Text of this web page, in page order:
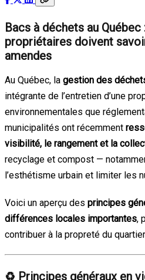
Bacs à déchets au
propriétaires doivent
amendes
Au Québec, la gestion des
intégrante de l’entretien d’une
environnementales que
municipalités ont récemment
visibilité, le rangement et la
recyclage et compost —
l’esthétisme urbain et limiter les
Voici un aperçu des principes
différences locales importantes,
contribuer à la propreté du
♻️ Principes généraux en